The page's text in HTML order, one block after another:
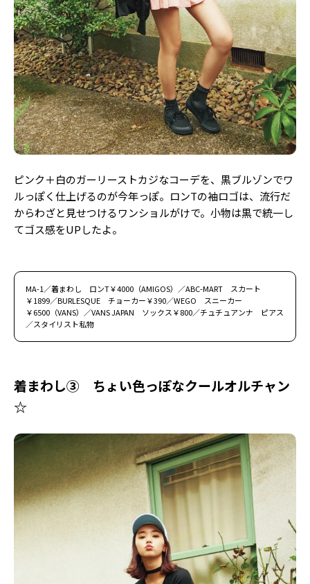
ピンク＋白のガーリーストカジなコーデを、黒ブルゾンでワ
ルっぽく仕上げるのが今年っぽ。ロンTの袖ロゴは、流行だ
からわざと見せつけるワンショルがけで。小物は黒で統一し
てゴス感をUPしたよ。
MA-1／着まわし ロンT￥4000（AMIGOS）／ABC-MART スカート
￥1899／BURLESQUE チョーカー￥390／WEGO スニーカー
￥6500（VANS）／VANS JAPAN ソックス￥800／チュチュアンナ ピアス
／スタイリスト私物
着まわし③ ちょい色っぽなクールオルチャン
☆